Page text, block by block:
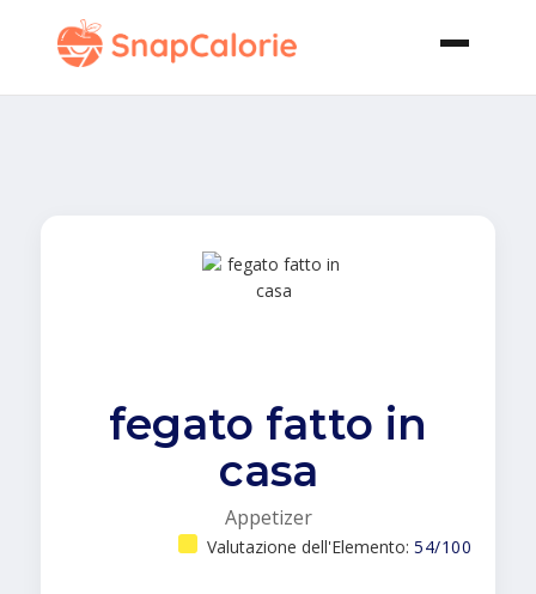
fegato fatto in
casa
Appetizer
Valutazione dell'Elemento: 54/100